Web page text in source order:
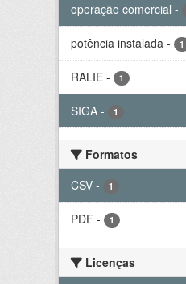
operação comercial -
potência instalada - 1
RALIE - 1
SIGA - 1
Formatos
CSV - 1
PDF - 1
Licenças